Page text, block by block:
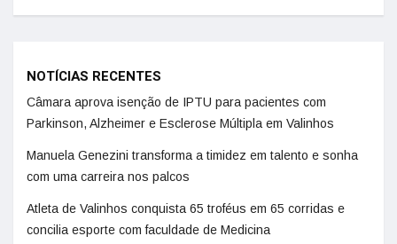
NOTÍCIAS RECENTES
Câmara aprova isenção de IPTU para pacientes com
Parkinson, Alzheimer e Esclerose Múltipla em Valinhos
Manuela Genezini transforma a timidez em talento e sonha
com uma carreira nos palcos
Atleta de Valinhos conquista 65 troféus em 65 corridas e
concilia esporte com faculdade de Medicina